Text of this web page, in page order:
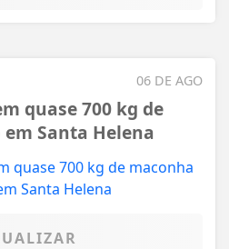
06 DE AGO
quase 700 kg de
Santa Helena